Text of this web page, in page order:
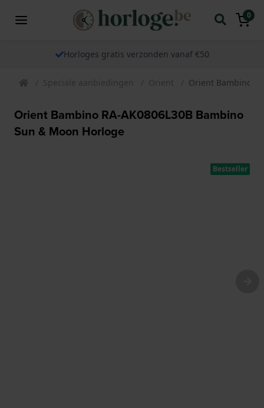
0
Horloges gratis verzonden vanaf €50
Speciale aanbiedingen Orient Orient Bambino
Orient Bambino RA-AK0806L30B Bambino
Sun & Moon Horloge
Bestseller